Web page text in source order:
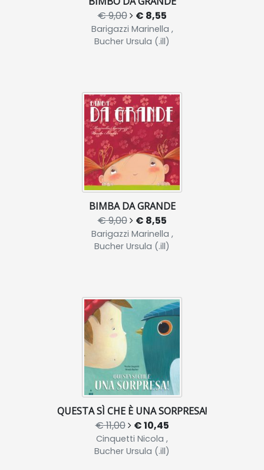
€ 9,00 € 8,55
Barigazzi Marinella ,
Bucher Ursula (.ill)
BIMBA DA GRANDE
€ 9,00 € 8,55
Barigazzi Marinella ,
Bucher Ursula (.ill)
QUESTA SÌ CHE È UNA SORPRESA!
€ 11,00 € 10,45
Cinquetti Nicola ,
Bucher Ursula (.ill)